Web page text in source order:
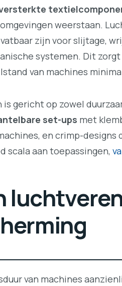
weerstaan.
zijn voor slijtage,
systemen. Dit zorgt
van machines
gericht op zowel
set-ups met
en crimp-
scala aan toepassingen,
van machines